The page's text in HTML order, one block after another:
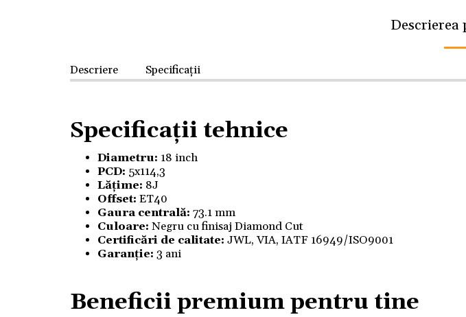
Descrierea
Descriere Specificații
Specificații tehnice
Diametru: 18 inch
PCD: 5x114,3
Lățime: 8J
Offset: ET40
Gaura centrală: 73.1 mm
Culoare: Negru cu finisaj Diamond Cut
Certificări de calitate: JWL, VIA, IATF 16949/ISO9001
Garanție: 3 ani
Beneficii premium pentru tine